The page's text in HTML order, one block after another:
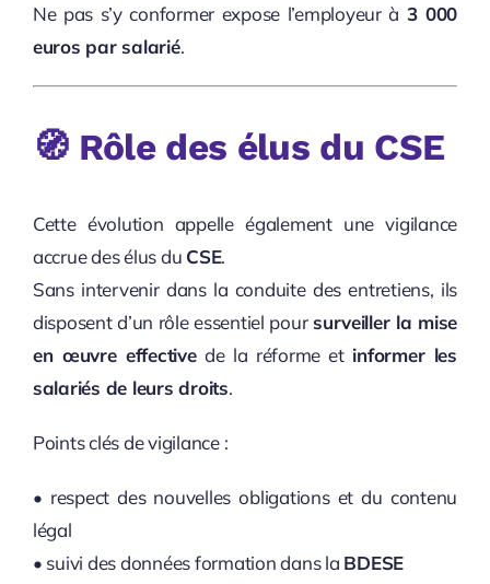
Ne pas s’y conformer expose l’employeur à 3 000
euros par salarié.
🧭 Rôle des élus du CSE
Cette évolution appelle également une vigilance
accrue des élus du CSE.
Sans intervenir dans la conduite des entretiens, ils
disposent d’un rôle essentiel poursurveiller la mise
en œuvre effectivede la réforme et informer les
salariés de leurs droits.
Points clés de vigilance :
• respect des nouvelles obligations et du contenu
légal
• suivi des données formation dans la BDESE